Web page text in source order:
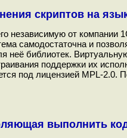
скриптов на
независимую от
самодостаточна и
библиотек.
поддержки их
под лицензией MPL-2.0.
выполнить